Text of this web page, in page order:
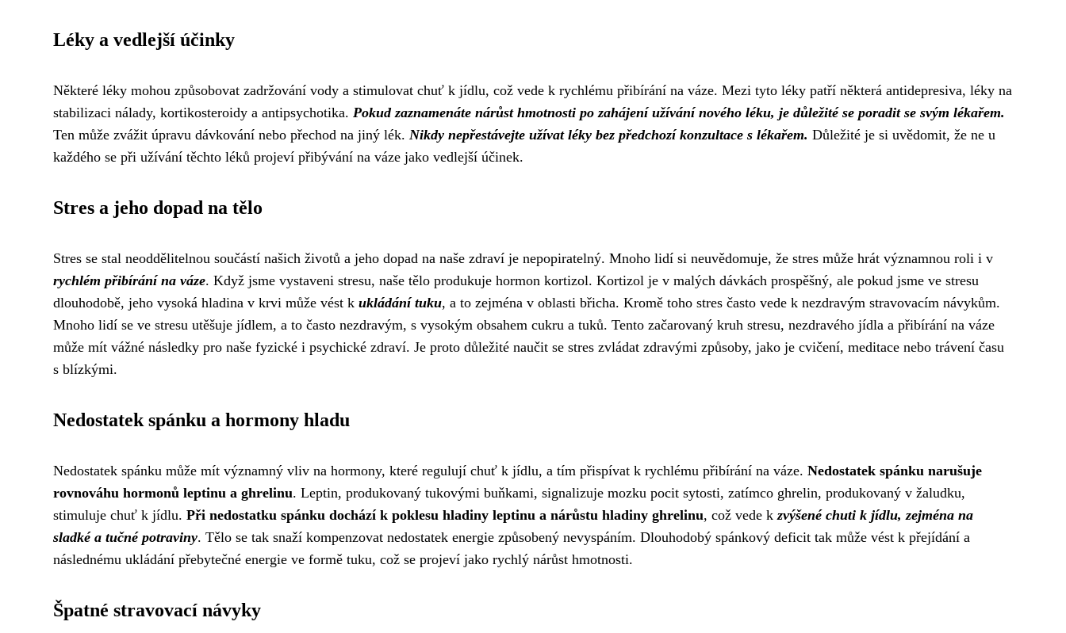
Léky a vedlejší účinky
Některé léky mohou způsobovat zadržování vody a stimulovat chuť k jídlu, což vede k rychlému přibírání na váze. Mezi tyto léky patří některá antidepresiva, léky na
stabilizaci nálady, kortikosteroidy a antipsychotika. Pokud zaznamenáte nárůst hmotnosti po zahájení užívání nového léku, je důležité se poradit se svým lékařem.
Ten může zvážit úpravu dávkování nebo přechod na jiný lék. Nikdy nepřestávejte užívat léky bez předchozí konzultace s lékařem. Důležité je si uvědomit, že ne u
každého se při užívání těchto léků projeví přibývání na váze jako vedlejší účinek.
Stres a jeho dopad na tělo
Stres se stal neoddělitelnou součástí našich životů a jeho dopad na naše zdraví je nepopiratelný. Mnoho lidí si neuvědomuje, že stres může hrát významnou roli i v
rychlém přibírání na váze. Když jsme vystaveni stresu, naše tělo produkuje hormon kortizol. Kortizol je v malých dávkách prospěšný, ale pokud jsme ve stresu
dlouhodobě, jeho vysoká hladina v krvi může vést k ukládání tuku, a to zejména v oblasti břicha. Kromě toho stres často vede k nezdravým stravovacím návykům.
Mnoho lidí se ve stresu utěšuje jídlem, a to často nezdravým, s vysokým obsahem cukru a tuků. Tento začarovaný kruh stresu, nezdravého jídla a přibírání na váze
může mít vážné následky pro naše fyzické i psychické zdraví. Je proto důležité naučit se stres zvládat zdravými způsoby, jako je cvičení, meditace nebo trávení času
s blízkými.
Nedostatek spánku a hormony hladu
Nedostatek spánku může mít významný vliv na hormony, které regulují chuť k jídlu, a tím přispívat k rychlému přibírání na váze. Nedostatek spánku narušuje
rovnováhu hormonů leptinu a ghrelinu. Leptin, produkovaný tukovými buňkami, signalizuje mozku pocit sytosti, zatímco ghrelin, produkovaný v žaludku,
stimuluje chuť k jídlu. Při nedostatku spánku dochází k poklesu hladiny leptinu a nárůstu hladiny ghrelinu, což vede k zvýšené chuti k jídlu, zejména na
sladké a tučné potraviny. Tělo se tak snaží kompenzovat nedostatek energie způsobený nevyspáním. Dlouhodobý spánkový deficit tak může vést k přejídání a
následnému ukládání přebytečné energie ve formě tuku, což se projeví jako rychlý nárůst hmotnosti.
Špatné stravovací návyky